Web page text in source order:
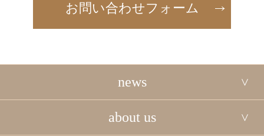
お問い合わせフォーム
news
about us